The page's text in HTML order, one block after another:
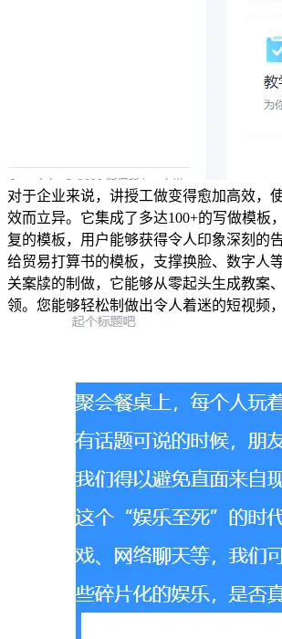
对于企业来说，讲授工做变得愈加高效，
效而立异。它集成了多达100+的写做模板
复的模板，用户能够获得令人印象深刻的
给贸易打算书的模板，支撑换脸、数字人
关案牍的制做，它能够从零起头生成教案
领。您能够轻松制做出令人着迷的短视频